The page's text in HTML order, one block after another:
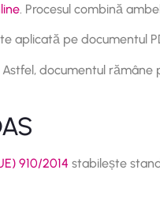
. Procesul combină
aplicată pe documentul
documentul rămâne
910/2014 stabilește